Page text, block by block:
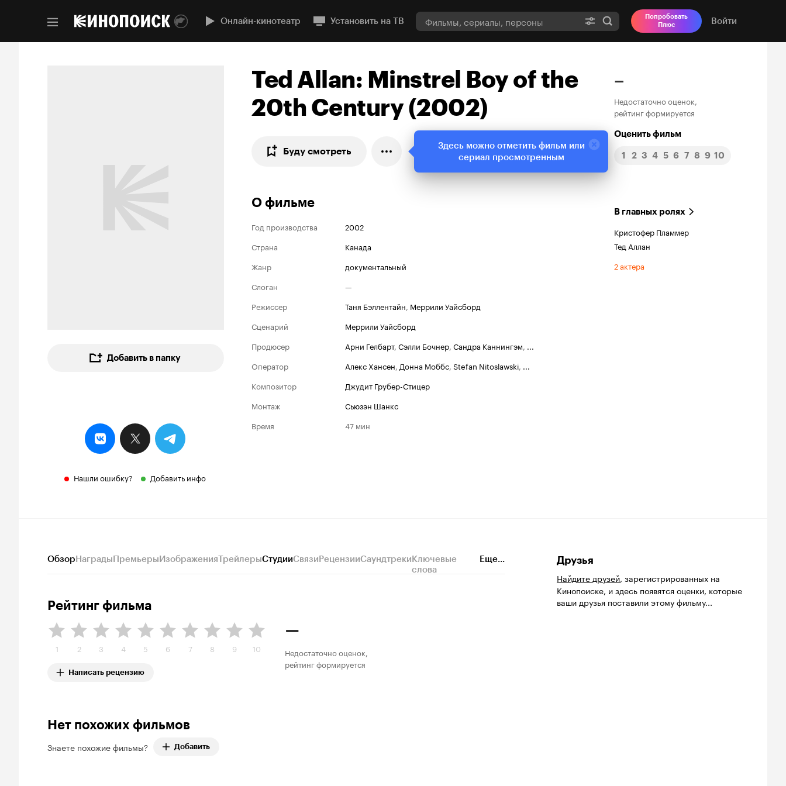
Онлайн-кинотеатр Установить на ТВ
Попробовать
Плюс
Войти
Добавить в папку
Нашли ошибку? Добавить инфо
Ted Allan: Minstrel Boy of the
20th Century (2002)
Буду смотреть
–
Недостаточно оценок,
рейтинг формируется
Оценить фильм
1 2 3 4 5 6 7 8 9 10
О фильме
Год производства
2002
Страна
Канада
Жанр
документальный
Слоган
—
Режиссер
Таня Бэллентайн, Меррили Уайсборд
Сценарий
Меррили Уайсборд
Продюсер
Арни Гелбарт, Сэлли Бочнер, Сандра Каннингэм, ...
Оператор
Алекс Хансен, Донна Моббс, Stefan Nitoslawski, ...
Композитор
Джудит Грубер-Стицер
Монтаж
Сьюзэн Шанкс
Время
47 мин
В главных ролях
Кристофер Пламмер
Тед Аллан
2 актера
ОбзорНаградыПремьерыИзображенияТрейлерыСтудииСвязиРецензииСаундтрекиКлючевые
слова
Еще...
Рейтинг фильма
1 2 3 4 5 6 7 8 9 10
Написать рецензию
–
Недостаточно оценок,
рейтинг формируется
Нет похожих фильмов
Знаете похожие фильмы? Добавить
Друзья
Найдите друзей, зарегистрированных на
Кинопоиске, и здесь появятся оценки, которые
ваши друзья поставили этому фильму...
Здесь можно отметить фильм или
сериал просмотренным